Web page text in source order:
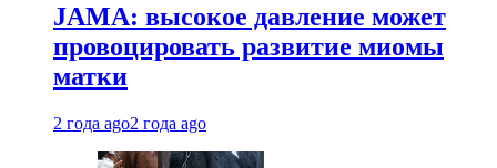
JAMA: высокое давление может
провоцировать развитие миомы
матки
2 года ago2 года ago